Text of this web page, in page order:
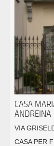
CASA
ANDREINA
VIA
CASA PER